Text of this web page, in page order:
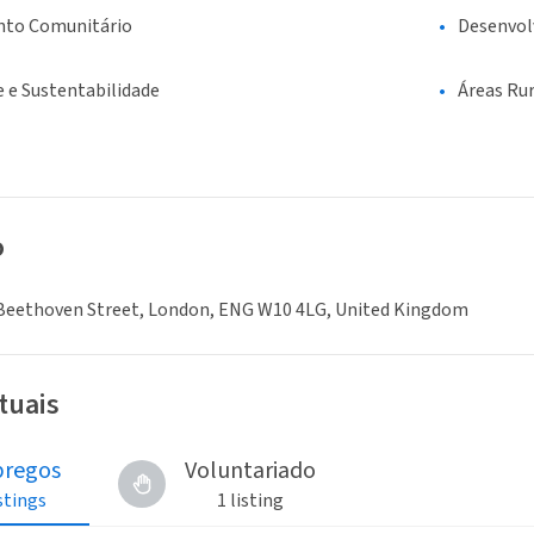
Comunitário
e Sustentabilidade Áreas
Street, London, ENG W10 4LG, United Kingdom
Voluntariado
1 listing